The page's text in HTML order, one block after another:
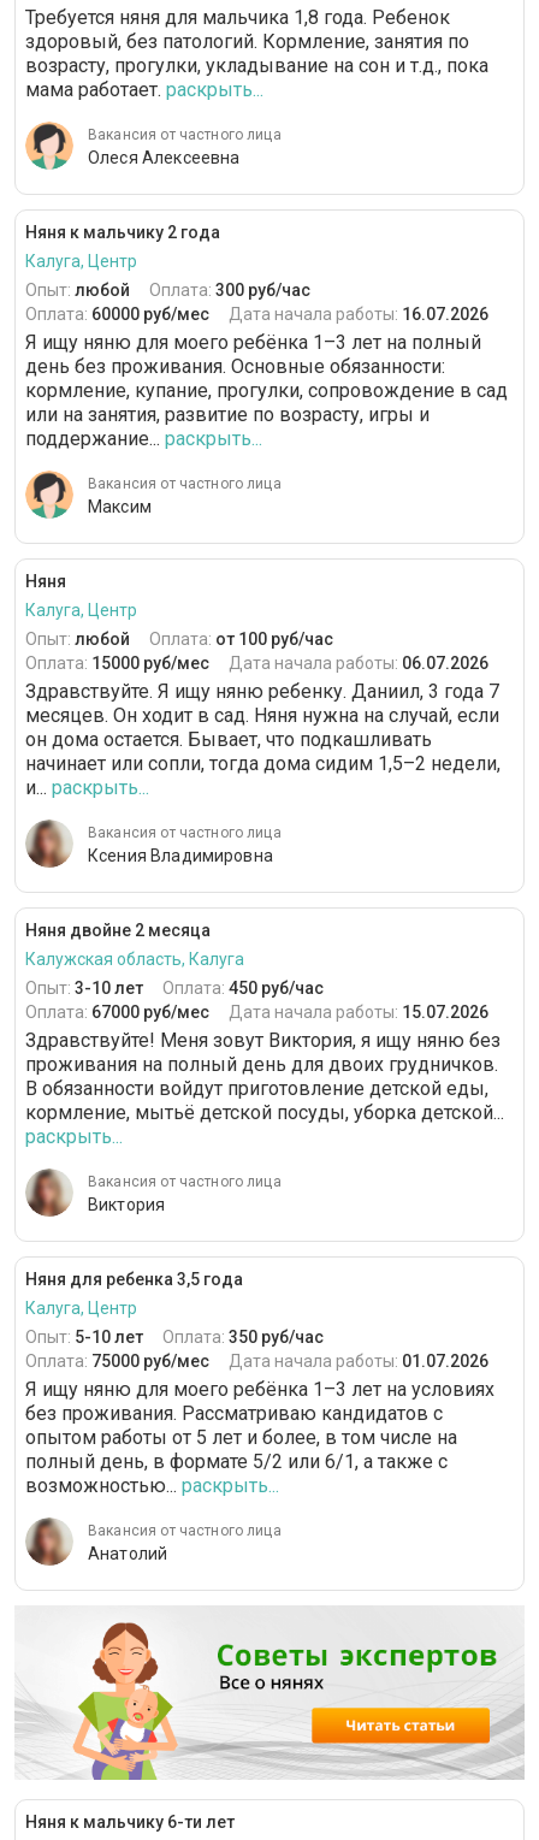
Требуется няня для мальчика 1,8 года. Ребенок
здоровый, без патологий. Кормление, занятия по
возрасту, прогулки, укладывание на сон и т.д., пока
мама работает. раскрыть...
Вакансия от частного лица
Олеся Алексеевна
Няня к мальчику 2 года
Калуга, Центр
Опыт: любой Оплата: 300 руб/час
Оплата: 60000 руб/мес Дата начала работы: 16.07.2026
Я ищу няню для моего ребёнка 1–3 лет на полный
день без проживания. Основные обязанности:
кормление, купание, прогулки, сопровождение в сад
или на занятия, развитие по возрасту, игры и
поддержание... раскрыть...
Вакансия от частного лица
Максим
Няня
Калуга, Центр
Опыт: любой Оплата: от 100 руб/час
Оплата: 15000 руб/мес Дата начала работы: 06.07.2026
Здравствуйте. Я ищу няню ребенку. Даниил, 3 года 7
месяцев. Он ходит в сад. Няня нужна на случай, если
он дома остается. Бывает, что подкашливать
начинает или сопли, тогда дома сидим 1,5–2 недели,
и... раскрыть...
Вакансия от частного лица
Ксения Владимировна
Няня двойне 2 месяца
Калужская область, Калуга
Опыт: 3-10 лет Оплата: 450 руб/час
Оплата: 67000 руб/мес Дата начала работы: 15.07.2026
Здравствуйте! Меня зовут Виктория, я ищу няню без
проживания на полный день для двоих грудничков.
В обязанности войдут приготовление детской еды,
кормление, мытьё детской посуды, уборка детской...
раскрыть...
Вакансия от частного лица
Виктория
Няня для ребенка 3,5 года
Калуга, Центр
Опыт: 5-10 лет Оплата: 350 руб/час
Оплата: 75000 руб/мес Дата начала работы: 01.07.2026
Я ищу няню для моего ребёнка 1–3 лет на условиях
без проживания. Рассматриваю кандидатов с
опытом работы от 5 лет и более, в том числе на
полный день, в формате 5/2 или 6/1, а также с
возможностью... раскрыть...
Вакансия от частного лица
Анатолий
Няня к мальчику 6-ти лет